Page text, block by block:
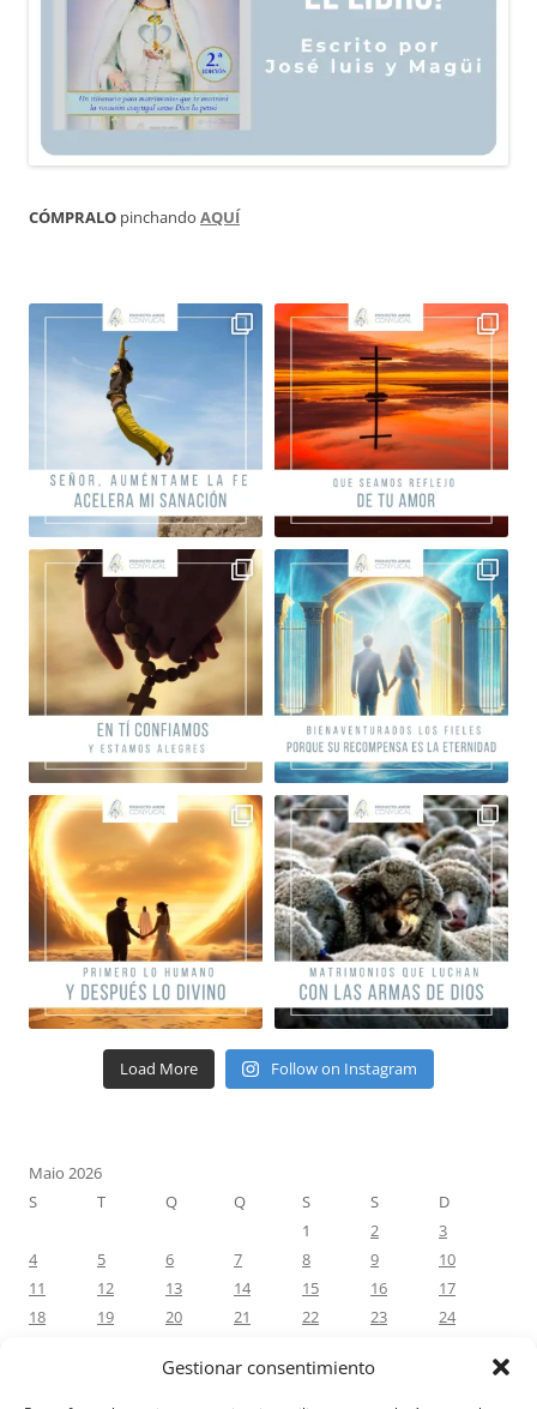
Gestionar consentimiento
CÓMPRALO pinchando AQUÍ
Load More Follow on Instagram
Maio 2026
S
T Q Q S S
D
1
2
3
4
5 6 7 8 9
10
11
12 13 14 15 16
17
18
19 20 21 22 23
24